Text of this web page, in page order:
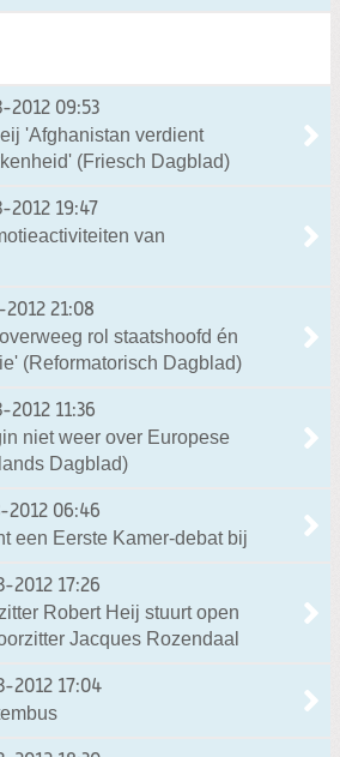
2012 09:53
'Afghanistan verdient
(Friesch Dagblad)
2012 19:47
van
21:08
rol staatshoofd én
(Reformatorisch Dagblad)
2012 11:36
niet weer over Europese
Dagblad)
2012 06:46
een Eerste Kamer-debat bij
2012 17:26
Robert Heij stuurt open
Jacques Rozendaal
2012 17:04